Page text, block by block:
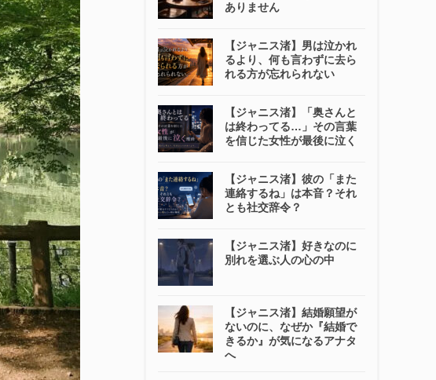
ありません
【ジャニス渚】男は泣かれ
るより、何も言わずに去ら
れる方が忘れられない
【ジャニス渚】「奥さんと
は終わってる…」その言葉
を信じた女性が最後に泣く
【ジャニス渚】彼の「また
連絡するね」は本音？それ
とも社交辞令？
【ジャニス渚】好きなのに
別れを選ぶ人の心の中
【ジャニス渚】結婚願望が
ないのに、なぜか『結婚で
きるか』が気になるアナタ
へ